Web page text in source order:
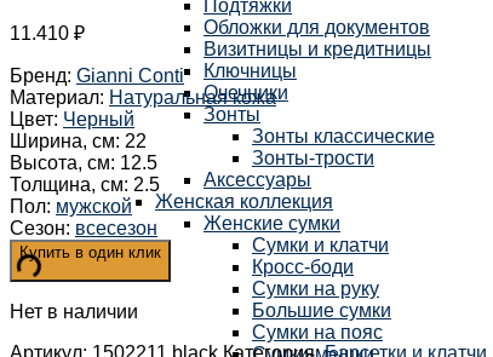
Подтяжки
Обложки для документов
Визитницы и кредитницы
Ключницы
Очечники
Зонты
Зонты классические
Зонты-трости
Аксессуары
Женская коллекция
Женские сумки
Сумки и клатчи
Кросс-боди
Сумки на руку
Большие сумки
Сумки на пояс
11.410 ₽
Бренд: Gianni Conti
Материал: Натуральная кожа
Цвет: Черный
Ширина, см: 22
Высота, см: 12.5
Толщина, см: 2.5
Пол: мужской
Сезон: всесезон
Купить в один клик
Нет в наличии
Артикул: 1502211 black Категория:Барсетки и клатчи